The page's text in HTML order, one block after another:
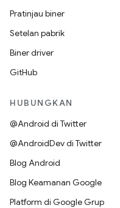
Pratinjau biner
Setelan pabrik
Biner driver
GitHub
HUBUNGKAN
@Android di Twitter
@AndroidDev di Twitter
Blog Android
Blog Keamanan Google
Platform di Google Grup